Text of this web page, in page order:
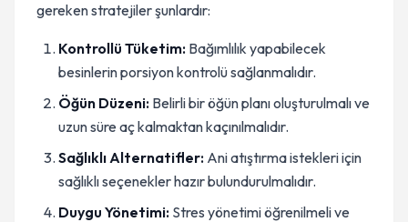
gereken stratejiler şunlardır:
Kontrollü Tüketim: Bağımlılık yapabilecek
besinlerin porsiyon kontrolü sağlanmalıdır.
Öğün Düzeni: Belirli bir öğün planı oluşturulmalı ve
uzun süre aç kalmaktan kaçınılmalıdır.
Sağlıklı Alternatifler: Ani atıştırma istekleri için
sağlıklı seçenekler hazır bulundurulmalıdır.
Duygu Yönetimi: Stres yönetimi öğrenilmeli ve